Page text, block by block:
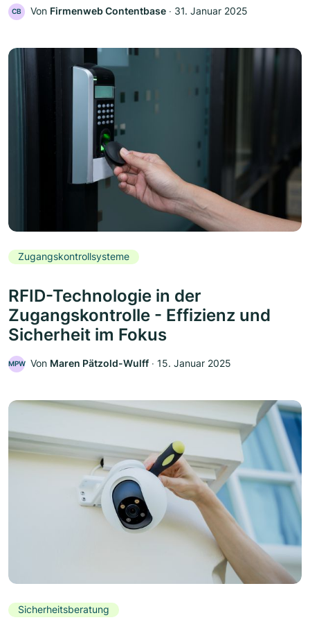
CB Von Firmenweb Contentbase ‧ 31. Januar 2025
Zugangskontrollsysteme
RFID-Technologie in der
Zugangskontrolle - Effizienz und
Sicherheit im Fokus
MPW Von Maren Pätzold-Wulff ‧ 15. Januar 2025
Sicherheitsberatung